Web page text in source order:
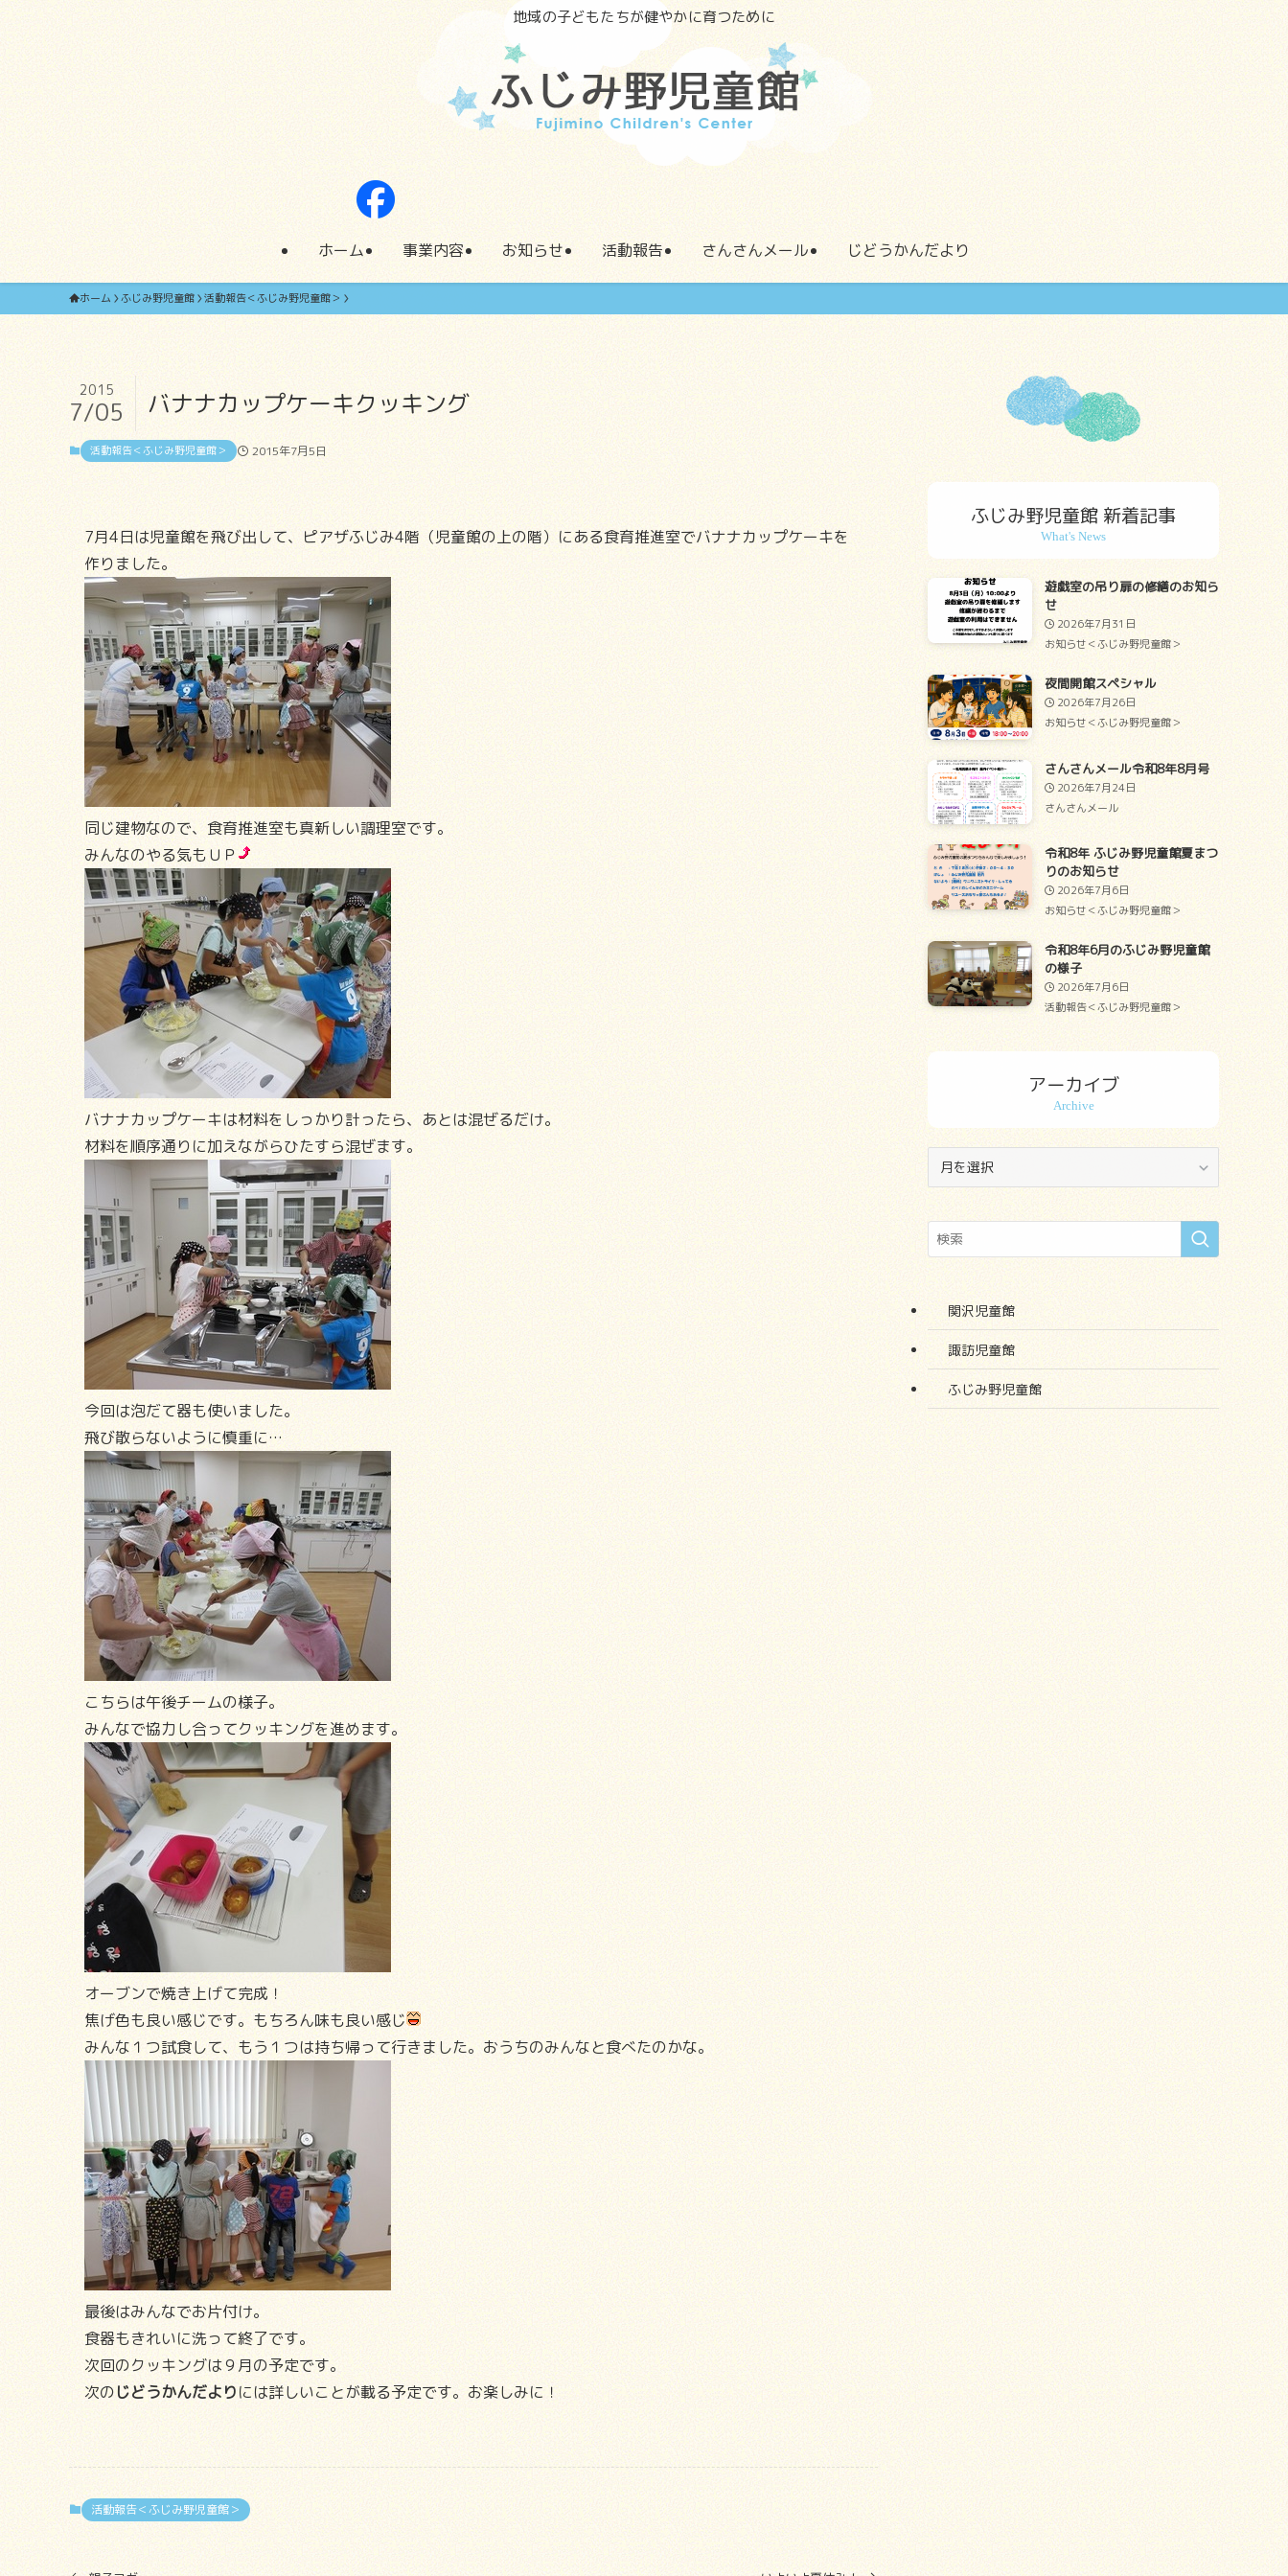
地域の子どもたちが健やかに育つために
ホーム 事業内容 お知らせ 活動報告 さんさんメール じどうかんだより
ホーム ふじみ野児童館 活動報告＜ふじみ野児童館＞
バナナカップケーキクッキング
2015
7/05
活動報告＜ふじみ野児童館＞ 2015年7月5日
7月4日は児童館を飛び出して、ピアザふじみ4階（児童館の上の階）にある食育推進室でバナナカップケーキを
作りました。
同じ建物なので、食育推進室も真新しい調理室です。
みんなのやる気もＵＰ
バナナカップケーキは材料をしっかり計ったら、あとは混ぜるだけ。
材料を順序通りに加えながらひたすら混ぜます。
今回は泡だて器も使いました。
飛び散らないように慎重に…
こちらは午後チームの様子。
みんなで協力し合ってクッキングを進めます。
オーブンで焼き上げて完成！
焦げ色も良い感じです。もちろん味も良い感じ
みんな１つ試食して、もう１つは持ち帰って行きました。おうちのみんなと食べたのかな。
最後はみんなでお片付け。
食器もきれいに洗って終了です。
次回のクッキングは９月の予定です。
次のじどうかんだよりには詳しいことが載る予定です。お楽しみに！
活動報告＜ふじみ野児童館＞
ふじみ野児童館 新着記事
遊戯室の吊り扉の修繕のお知ら
せ
2026年7月31日
お知らせ＜ふじみ野児童館＞
夜間開館スペシャル
2026年7月26日
お知らせ＜ふじみ野児童館＞
さんさんメール令和8年8月号
2026年7月24日
さんさんメール
令和8年 ふじみ野児童館夏まつ
りのお知らせ
2026年7月6日
お知らせ＜ふじみ野児童館＞
令和8年6月のふじみ野児童館
の様子
2026年7月6日
活動報告＜ふじみ野児童館＞
アーカイブ
イ
ブ
関沢児童館
諏訪児童館
ふじみ野児童館